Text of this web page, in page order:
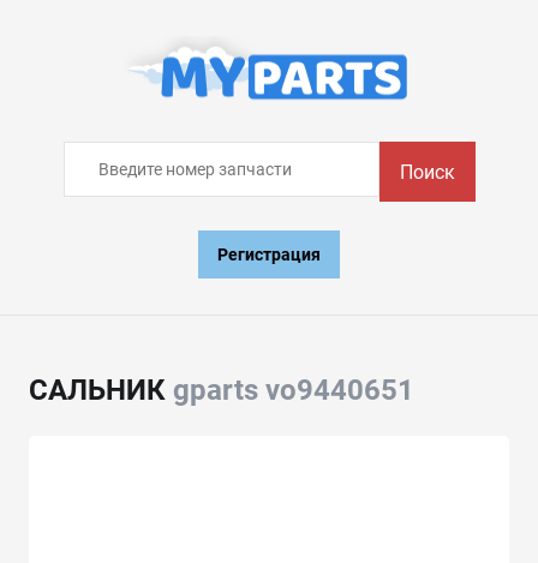
Поиск
Регистрация
САЛЬНИК gparts vo9440651